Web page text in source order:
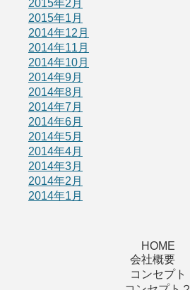
2015年2月
2015年1月
2014年12月
2014年11月
2014年10月
2014年9月
2014年8月
2014年7月
2014年6月
2014年5月
2014年4月
2014年3月
2014年2月
2014年1月
HOME
会社概要
コンセプト